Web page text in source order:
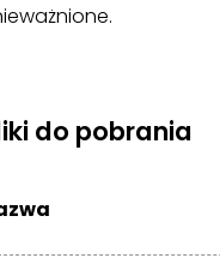
do pobrania